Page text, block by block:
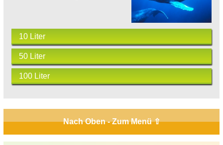
10 Liter
50 Liter
100 Liter
Nach Oben - Zum Menü ⇧